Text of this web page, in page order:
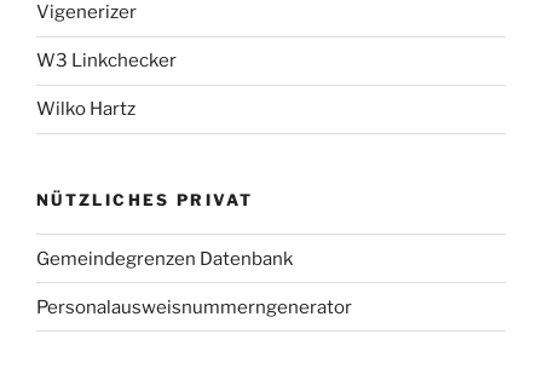
Vigenerizer
W3 Linkchecker
Wilko Hartz
NÜTZLICHES PRIVAT
Gemeindegrenzen Datenbank
Personalausweisnummerngenerator